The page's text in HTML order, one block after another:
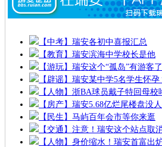
【中考】瑞安各初中喜报汇总
【教育】瑞安滨海中学校长是他
【游玩】瑞安这个“孤岛”有游客了
【辟谣】瑞安某中学5名学生怀孕
【人物】浙BA球员戴子特回母校
【房产】瑞安5.68亿烂尾楼盘没
【民生】马屿百年会市等你来逛
【交通】注意！瑞安这个站点取
【人物】身价缩水！瑞安首富出